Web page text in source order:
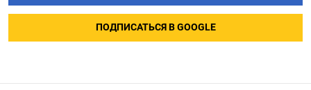
ПОДПИСАТЬСЯ В GOOGLE